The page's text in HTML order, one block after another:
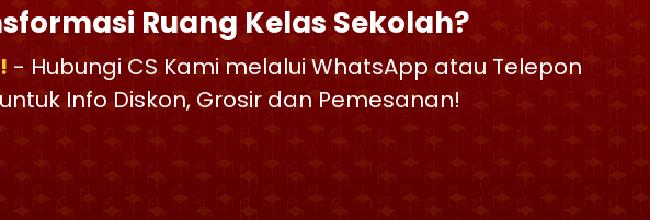
Ruang Kelas Sekolah?
- Hubungi CS Kami melalui WhatsApp atau Telepon
untuk Info Diskon, Grosir dan Pemesanan!